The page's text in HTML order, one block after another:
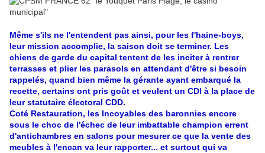
Même s'ils ne l'entendent pas ainsi, pour les f'haine-boys,
leur mission accomplie, la saison doit se terminer. Les
chiens de garde du capital tentent de les inciter à rentrer
terrasses et plier les parasols en attendant d'être si besoin
rappelés, quand bien même la gérante ayant embarqué la
recette, certains ont pris goût et veulent un CDI à la place de
leur statutaire électoral CDD.
Coté Restauration, les Incoyables des baronnies encore
sous le choc de l'échec de leur imbattable champion errent
d'antichambres en salons pour mesurer ce que la vente des
meubles à l'encan va leur rapporter... et surtout qui va